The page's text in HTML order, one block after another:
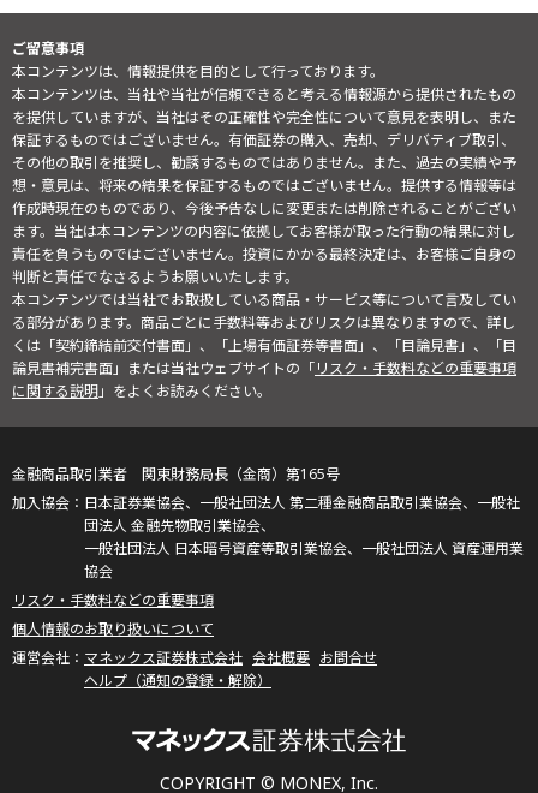
ご留意事項
本コンテンツは、情報提供を目的として行っております。
本コンテンツは、当社や当社が信頼できると考える情報源から提供されたもの
を提供していますが、当社はその正確性や完全性について意見を表明し、また
保証するものではございません。有価証券の購入、売却、デリバティブ取引、
その他の取引を推奨し、勧誘するものではありません。また、過去の実績や予
想・意見は、将来の結果を保証するものではございません。提供する情報等は
作成時現在のものであり、今後予告なしに変更または削除されることがござい
ます。当社は本コンテンツの内容に依拠してお客様が取った行動の結果に対し
責任を負うものではございません。投資にかかる最終決定は、お客様ご自身の
判断と責任でなさるようお願いいたします。
本コンテンツでは当社でお取扱している商品・サービス等について言及してい
る部分があります。商品ごとに手数料等およびリスクは異なりますので、詳し
くは「契約締結前交付書面」、「上場有価証券等書面」、「目論見書」、「目
論見書補完書面」または当社ウェブサイトの「リスク・手数料などの重要事項
に関する説明」をよくお読みください。
COPYRIGHT © MONEX, Inc.
金融商品取引業者 関東財務局長（金商）第165号
日本証券業協会、一般社団法人 第二種金融商品取引業協会、一般社
団法人 金融先物取引業協会、
一般社団法人 日本暗号資産等取引業協会、一般社団法人 資産運用業
協会
リスク・手数料などの重要事項
個人情報のお取り扱いについて
マネックス証券株式会社 会社概要 お問合せ
ヘルプ（通知の登録・解除）